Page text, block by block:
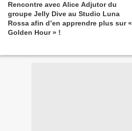
Rencontre avec Alice Adjutor du
groupe Jelly Dive au Studio Luna
Rossa afin d’en apprendre plus sur «
Golden Hour » !